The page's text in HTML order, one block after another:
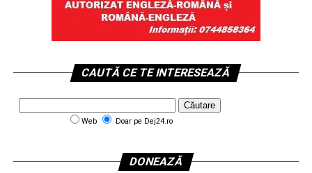
CAUTĂ CE TE INTERESEAZĂ
Web Doar pe Dej24.ro
DONEAZĂ